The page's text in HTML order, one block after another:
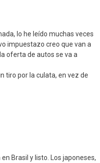
lo he leído muchas veces
impuestazo creo que van a
oferta de autos se va a
tiro por la culata, en vez de
Brasil y listo. Los japoneses,